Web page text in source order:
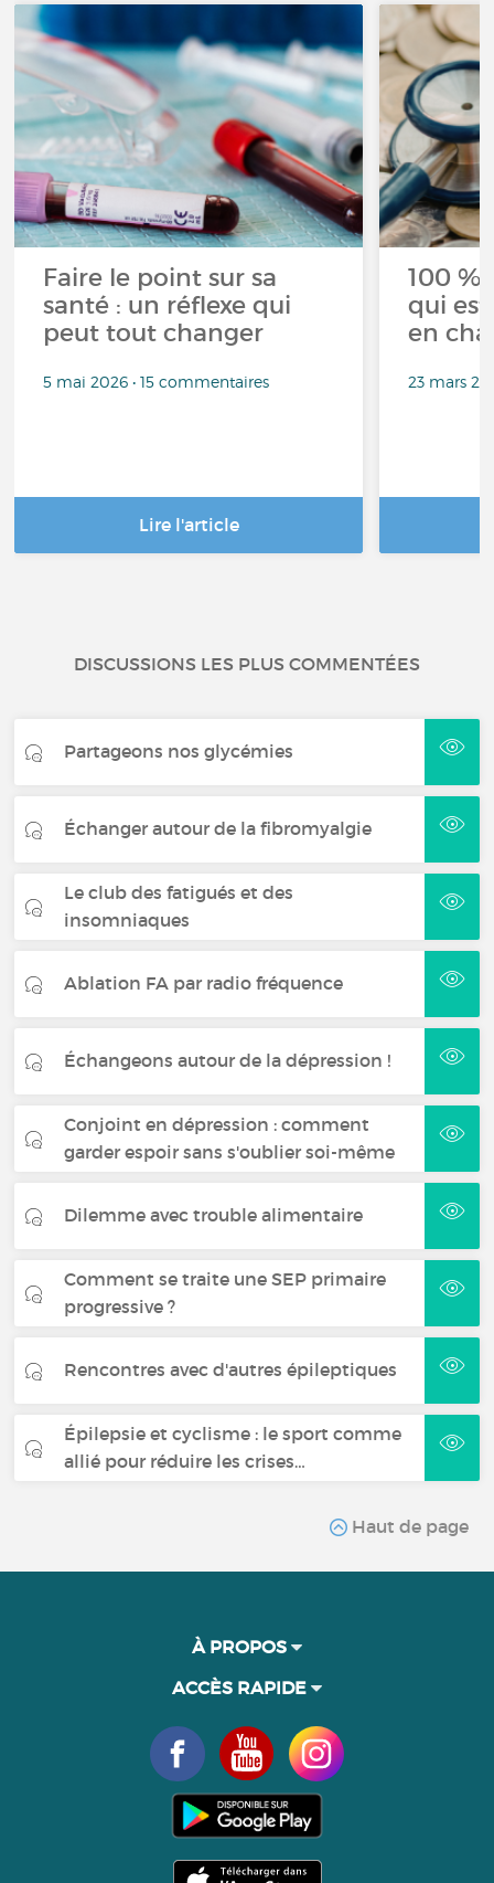
Faire le point sur sa
santé : un réflexe qui
peut tout changer
5 mai 2026 • 15 commentaires
Lire l'article
100 %
qui
en
23 mars
DISCUSSIONS LES PLUS COMMENTÉES
Partageons nos glycémies
Échanger autour de la fibromyalgie
Le club des fatigués et des
insomniaques
Ablation FA par radio fréquence
Échangeons autour de la dépression !
Conjoint en dépression : comment
garder espoir sans s'oublier soi-même
Dilemme avec trouble alimentaire
Comment se traite une SEP primaire
progressive ?
Rencontres avec d'autres épileptiques
Épilepsie et cyclisme : le sport comme
allié pour réduire les crises…
Haut de page
À PROPOS
ACCÈS RAPIDE